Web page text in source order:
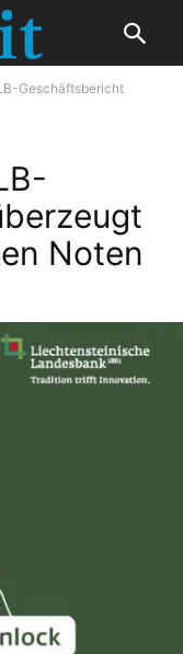
Geschäftsbericht
Noten